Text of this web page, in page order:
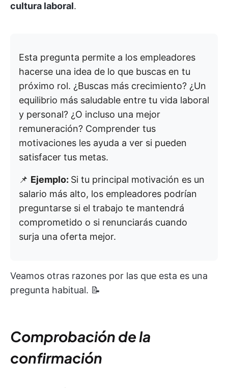
cultura laboral.
Esta pregunta permite a los empleadores
hacerse una idea de lo que buscas en tu
próximo rol. ¿Buscas más crecimiento? ¿Un
equilibrio más saludable entre tu vida laboral
y personal? ¿O incluso una mejor
remuneración? Comprender tus
motivaciones les ayuda a ver si pueden
satisfacer tus metas.
📌 Ejemplo: Si tu principal motivación es un
salario más alto, los empleadores podrían
preguntarse si el trabajo te mantendrá
comprometido o si renunciarás cuando
surja una oferta mejor.
Veamos otras razones por las que esta es una
pregunta habitual. 📝
Comprobación de la
confirmación